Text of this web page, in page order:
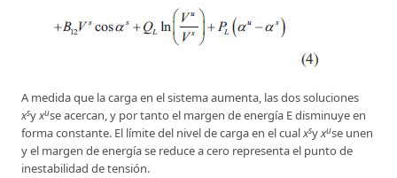
A medida que la carga en el sistema aumenta, las dos soluciones
xsyxuse acercan, y por tanto el margen de energía E disminuye en
forma constante. El límite del nivel de carga en el cualxsyxuse unen
y el margen de energía se reduce a cero representa el punto de
inestabilidad de tensión.